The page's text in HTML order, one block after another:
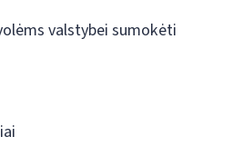
valstybei sumokėti